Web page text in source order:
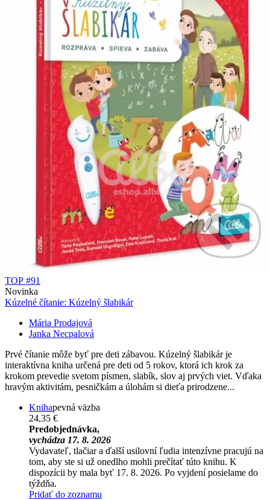
TOP #91
Novinka
Kúzelné čítanie: Kúzelný šlabikár
Mária Prodajová
Janka Necpalová
Prvé čítanie môže byť pre deti zábavou. Kúzelný šlabikár je
interaktívna kniha určená pre deti od 5 rokov, ktorá ich krok za
krokom prevedie svetom písmen, slabík, slov aj prvých viet. Vďaka
hravým aktivitám, pesničkám a úlohám si dieťa prirodzene...
Knihapevná väzba
24,35 €
Predobjednávka,
vychádza 17. 8. 2026
Vydavateľ, tlačiar a ďalší usilovní ľudia intenzívne pracujú na
tom, aby ste si už onedlho mohli prečítať túto knihu. K
dispozícii by mala byť 17. 8. 2026. Po vyjdení posielame do
týždňa.
Pridať do zoznamu